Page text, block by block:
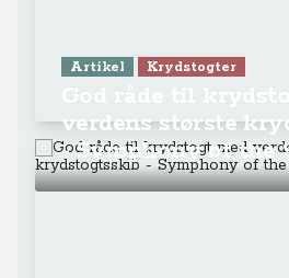
Artikel Krydstogter
verdens største
- Symphony of the